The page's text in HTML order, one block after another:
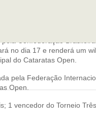
no dia 17 e renderá um
do Cataratas Open.
pela Federação
Open.
1 vencedor do Torneio